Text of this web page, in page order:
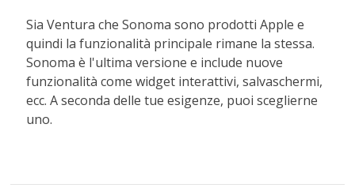
Sia Ventura che Sonoma sono prodotti Apple e
quindi la funzionalità principale rimane la stessa.
Sonoma è l'ultima versione e include nuove
funzionalità come widget interattivi, salvaschermi,
ecc. A seconda delle tue esigenze, puoi sceglierne
uno.